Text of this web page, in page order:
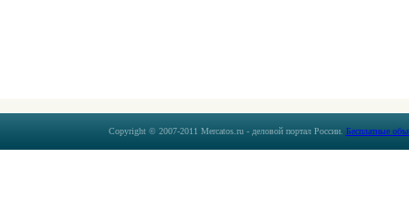
Copyright © 2007-2011 Mercatos.ru - деловой портал России. Бесплатные